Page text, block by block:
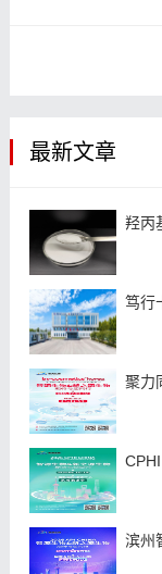
最新文章
羟丙
笃行
聚力
滨州